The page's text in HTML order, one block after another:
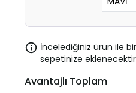
İncelediğiniz ürün ile
sepetinize
Avantajlı Toplam